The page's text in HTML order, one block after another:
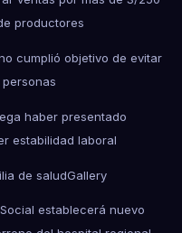
productores
cumplió objetivo de evitar
haber presentado
estabilidad laboral
de saludGallery
establecerá nuevo